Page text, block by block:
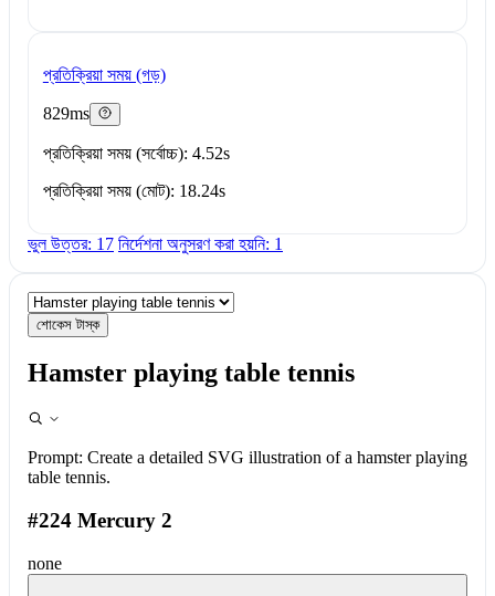
প্রতিক্রিয়া সময় (গড়)
829ms
প্রতিক্রিয়া সময় (সর্বোচ্চ): 4.52s
প্রতিক্রিয়া সময় (মোট): 18.24s
ভুল উত্তর: 17 নির্দেশনা অনুসরণ করা হয়নি: 1
শোকেস টাস্ক
Hamster playing table tennis
Prompt: Create a detailed SVG illustration of a hamster playing
table tennis.
#224 Mercury 2
none